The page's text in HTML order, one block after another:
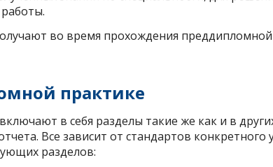
во время прохождения
практике
в себя разделы такие же как и в
Все зависит от стандартов конкретного
разделов: